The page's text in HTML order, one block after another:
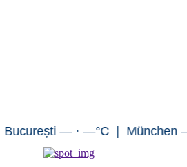
— · —°C | München